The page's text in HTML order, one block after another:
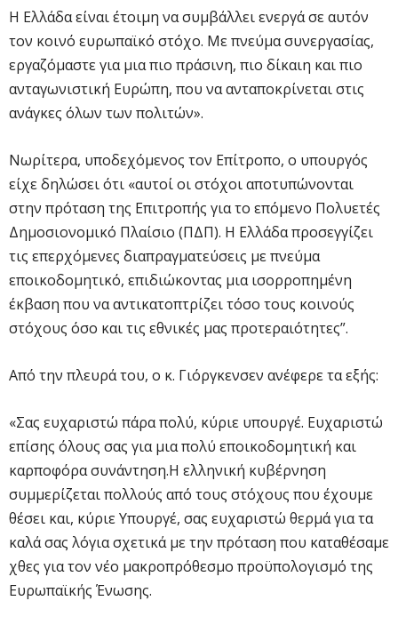
Η Ελλάδα είναι έτοιμη να συμβάλλει ενεργά σε αυτόν
τον κοινό ευρωπαϊκό στόχο. Με πνεύμα συνεργασίας,
εργαζόμαστε για μια πιο πράσινη, πιο δίκαιη και πιο
ανταγωνιστική Ευρώπη, που να ανταποκρίνεται στις
ανάγκες όλων των πολιτών».
Νωρίτερα, υποδεχόμενος τον Επίτροπο, ο υπουργός
είχε δηλώσει ότι «αυτοί οι στόχοι αποτυπώνονται
στην πρόταση της Επιτροπής για το επόμενο Πολυετές
Δημοσιονομικό Πλαίσιο (ΠΔΠ). Η Ελλάδα προσεγγίζει
τις επερχόμενες διαπραγματεύσεις με πνεύμα
εποικοδομητικό, επιδιώκοντας μια ισορροπημένη
έκβαση που να αντικατοπτρίζει τόσο τους κοινούς
στόχους όσο και τις εθνικές μας προτεραιότητες”.
Από την πλευρά του, ο κ. Γιόργκενσεν ανέφερε τα εξής:
«Σας ευχαριστώ πάρα πολύ, κύριε υπουργέ. Ευχαριστώ
επίσης όλους σας για μια πολύ εποικοδομητική και
καρποφόρα συνάντηση.Η ελληνική κυβέρνηση
συμμερίζεται πολλούς από τους στόχους που έχουμε
θέσει και, κύριε Υπουργέ, σας ευχαριστώ θερμά για τα
καλά σας λόγια σχετικά με την πρόταση που καταθέσαμε
χθες για τον νέο μακροπρόθεσμο προϋπολογισμό της
Ευρωπαϊκής Ένωσης.